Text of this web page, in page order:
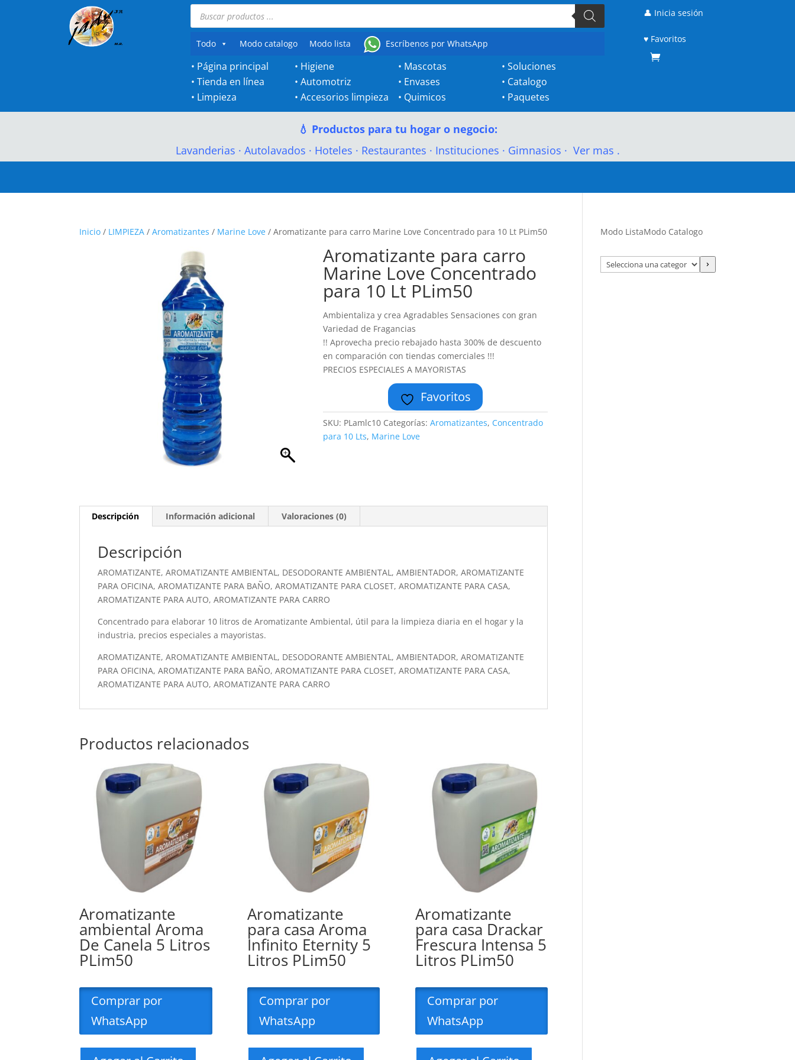
Búsqueda
productos
Todo
Modo catalogo Modo lista Escríbenos por WhatsApp
• Página principal
•Tienda en línea
• Limpieza
• Higiene
•Automotriz
•Accesorios limpieza
• Mascotas
• Envases
• Quimicos
•Soluciones
• Catalogo
• Paquetes
👤 Inicia sesión
♥ Favoritos
💧 Productos para tu hogar o negocio:
Lavanderias · Autolavados · Hoteles · Restaurantes · Instituciones · Gimnasios · Ver mas .
Inicio / LIMPIEZA /Aromatizantes / Marine Love / Aromatizante para carro Marine Love Concentrado para 10 Lt PLim50
Aromatizante para carro
Marine Love Concentrado
para 10 Lt PLim50
Ambientaliza y crea Agradables Sensaciones con gran
Variedad de Fragancias
!! Aprovecha precio rebajado hasta 300% de descuento
en comparación con tiendas comerciales !!!
PRECIOS ESPECIALES A MAYORISTAS
Favoritos
SKU: PLamlc10 Categorías:Aromatizantes, Concentrado
para 10 Lts, Marine Love
Descripción Información adicional Valoraciones (0)
Descripción
AROMATIZANTE, AROMATIZANTE AMBIENTAL, DESODORANTE AMBIENTAL, AMBIENTADOR, AROMATIZANTE
PARA OFICINA, AROMATIZANTE PARA BAÑO, AROMATIZANTE PARA CLOSET, AROMATIZANTE PARA CASA,
AROMATIZANTE PARA AUTO, AROMATIZANTE PARA CARRO
Concentrado para elaborar 10 litros de Aromatizante Ambiental, útil para la limpieza diaria en el hogar y la
industria, precios especiales a mayoristas.
AROMATIZANTE, AROMATIZANTE AMBIENTAL, DESODORANTE AMBIENTAL, AMBIENTADOR, AROMATIZANTE
PARA OFICINA, AROMATIZANTE PARA BAÑO, AROMATIZANTE PARA CLOSET, AROMATIZANTE PARA CASA,
AROMATIZANTE PARA AUTO, AROMATIZANTE PARA CARRO
Productos relacionados
Aromatizante
ambiental Aroma
De Canela 5 Litros
PLim50
Comprar por
WhatsApp
Aromatizante
para casa Aroma
Infinito Eternity 5
Litros PLim50
Comprar por
WhatsApp
Aromatizante
para casa Drackar
Frescura Intensa 5
Litros PLim50
Comprar por
WhatsApp
Modo ListaModo Catalogo
Selecciona
una